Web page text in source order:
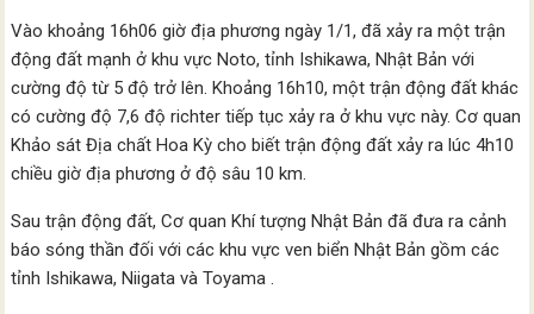
Vào khoảng 16h06 giờ địa phương ngày 1/1, đã xảy ra một trận
động đất mạnh ở khu vực Noto, tỉnh Ishikawa, Nhật Bản với
cường độ từ 5 độ trở lên. Khoảng 16h10, một trận động đất khác
có cường độ 7,6 độ richter tiếp tục xảy ra ở khu vực này. Cơ quan
Khảo sát Địa chất Hoa Kỳ cho biết trận động đất xảy ra lúc 4h10
chiều giờ địa phương ở độ sâu 10 km.
Sau trận động đất, Cơ quan Khí tượng Nhật Bản đã đưa ra cảnh
báo sóng thần đối với các khu vực ven biển Nhật Bản gồm các
tỉnh Ishikawa, Niigata và Toyama .